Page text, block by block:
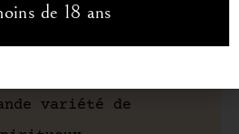
variété de
de 18 ans